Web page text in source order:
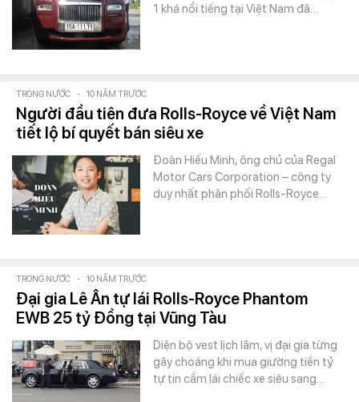
1 khá nổi tiếng tại Việt Nam đã…
TRONG NƯỚC - 10 NĂM TRƯỚC
Người đầu tiên đưa Rolls-Royce về Việt Nam
tiết lộ bí quyết bán siêu xe
Đoàn Hiếu Minh, ông chủ của Regal
Motor Cars Corporation – công ty
duy nhất phân phối Rolls-Royce…
TRONG NƯỚC - 10 NĂM TRƯỚC
Đại gia Lê Ân tự lái Rolls-Royce Phantom
EWB 25 tỷ Đồng tại Vũng Tàu
Diện bộ vest lịch lãm, vị đại gia từng
gây choáng khi mua giường tiền tỷ
tự tin cầm lái chiếc xe siêu sang…